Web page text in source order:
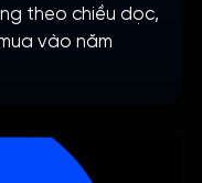
theo chiều dọc,
vào năm